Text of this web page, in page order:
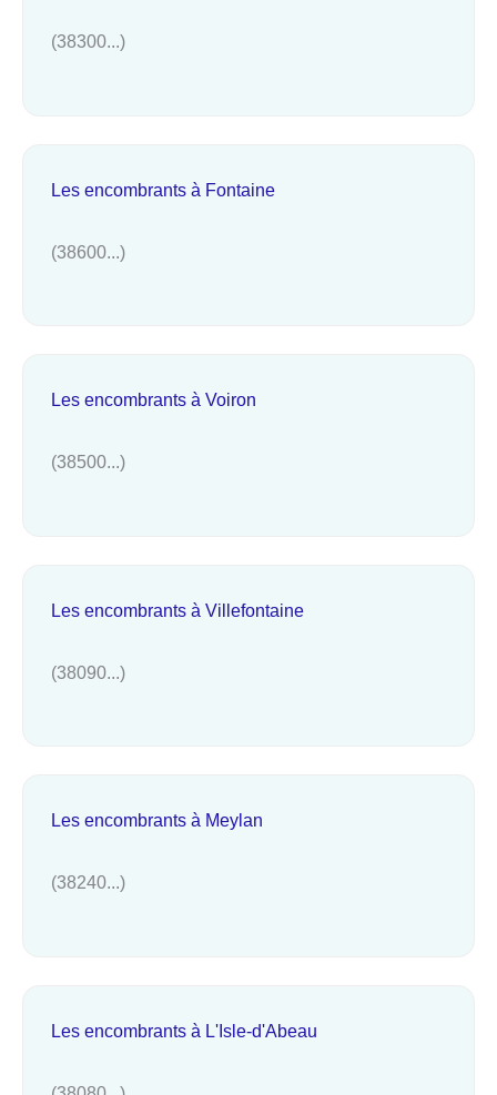
(38300...)
Les encombrants à Fontaine
(38600...)
Les encombrants à Voiron
(38500...)
Les encombrants à Villefontaine
(38090...)
Les encombrants à Meylan
(38240...)
Les encombrants à L'Isle-d'Abeau